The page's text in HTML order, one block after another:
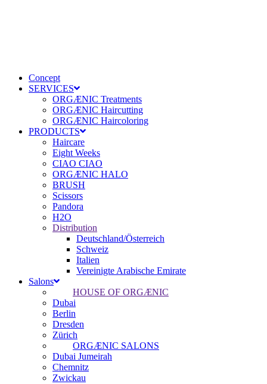
Concept
SERVICES
ORGÆNIC Treatments
ORGÆNIC Haircutting
ORGÆNIC Haircoloring
PRODUCTS
Haircare
Eight Weeks
CIAO CIAO
ORGÆNIC HALO
BRUSH
Scissors
Pandora
H2O
Distribution
Deutschland/Österreich
Schweiz
Italien
Vereinigte Arabische Emirate
Salons
HOUSE OF ORGÆNIC
Dubai
Berlin
Dresden
Zürich
ORGÆNIC SALONS
Dubai Jumeirah
Chemnitz
Zwickau